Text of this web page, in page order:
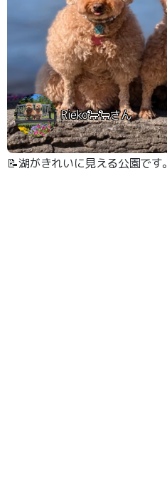
Rieko🐑🐑さん
📝湖がきれいに見える公園です。